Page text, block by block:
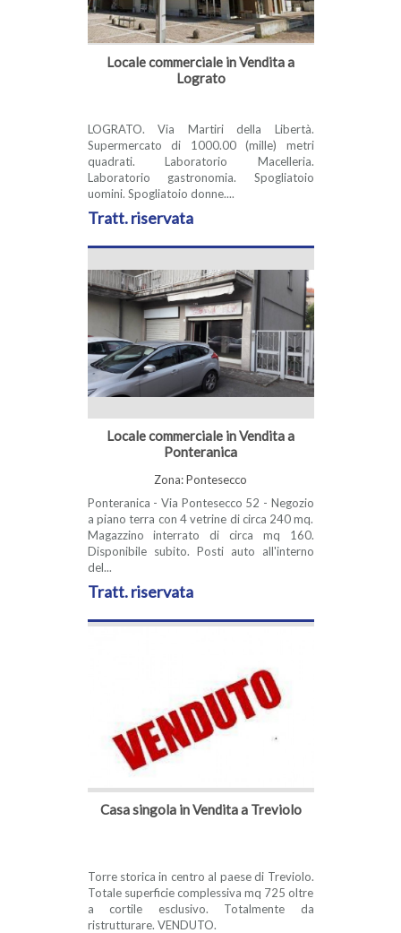
Locale commerciale in Vendita a
Lograto
LOGRATO. Via Martiri della Libertà.
Supermercato di 1000.00 (mille) metri
quadrati. Laboratorio Macelleria.
Laboratorio gastronomia. Spogliatoio
uomini. Spogliatoio donne....
Tratt. riservata
Locale commerciale in Vendita a
Ponteranica
Zona: Pontesecco
Ponteranica - Via Pontesecco 52 - Negozio
a piano terra con 4 vetrine di circa 240 mq.
Magazzino interrato di circa mq 160.
Disponibile subito. Posti auto all'interno
del...
Tratt. riservata
Casa singola in Vendita a Treviolo
Torre storica in centro al paese di Treviolo.
Totale superficie complessiva mq 725 oltre
a cortile esclusivo. Totalmente da
ristrutturare. VENDUTO.